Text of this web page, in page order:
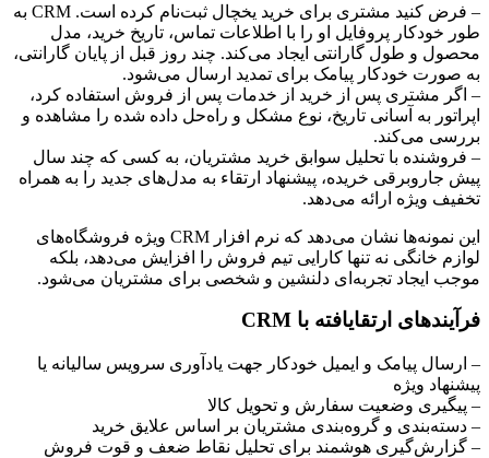
– فرض کنید مشتری برای خرید یخچال ثبت‌نام کرده است. CRM به
طور خودکار پروفایل او را با اطلاعات تماس، تاریخ خرید، مدل
محصول و طول گارانتی ایجاد می‌کند. چند روز قبل از پایان گارانتی،
به صورت خودکار پیامک برای تمدید ارسال می‌شود.
– اگر مشتری پس از خرید از خدمات پس از فروش استفاده کرد،
اپراتور به آسانی تاریخ، نوع مشکل و راه‌حل داده شده را مشاهده و
بررسی می‌کند.
– فروشنده با تحلیل سوابق خرید مشتریان، به کسی که چند سال
پیش جاروبرقی خریده، پیشنهاد ارتقاء به مدل‌های جدید را به همراه
تخفیف ویژه ارائه می‌دهد.
این نمونه‌ها نشان می‌دهد که نرم افزار CRM ویژه فروشگاه‌های
لوازم خانگی نه تنها کارایی تیم فروش را افزایش می‌دهد، بلکه
موجب ایجاد تجربه‌ای دلنشین و شخصی برای مشتریان می‌شود.
فرآیندهای ارتقایافته با CRM
– ارسال پیامک و ایمیل خودکار جهت یادآوری سرویس سالیانه یا
پیشنهاد ویژه
– پیگیری وضعیت سفارش و تحویل کالا
– دسته‌بندی و گروه‌بندی مشتریان بر اساس علایق خرید
– گزارش‌گیری هوشمند برای تحلیل نقاط ضعف و قوت فروش